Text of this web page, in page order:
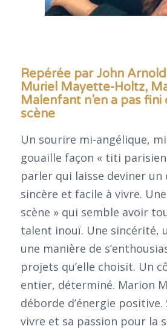
Repérée par John
Muriel Mayette-Holtz,
Malenfant n’en a pas fini
scène
Un sourire mi-angélique,
gouaille façon « titi
parler qui laisse deviner
sincère et facile à vivre.
scène » qui semble avoir
talent inouï. Une sincérité,
une manière de
projets qu’elle choisit. Un
entier, déterminé. Marion
déborde d’énergie
vivre et sa passion pour la